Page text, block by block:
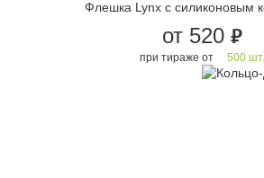
Флешка Lynx с силиконовым
от 520 руб.
при тираже от 500 шт.